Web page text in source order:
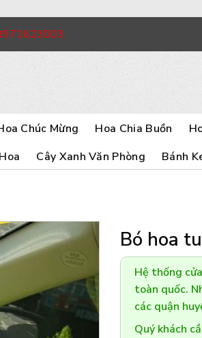
Chúc Mừng Hoa Chia Buồn
Cây Xanh Văn Phòng Bánh
Bó hoa
Hệ thống
toàn quốc.
các quận
Quý khách